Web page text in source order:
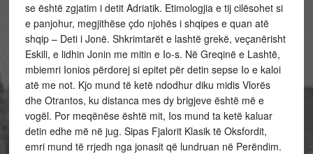
se është zgjatim i detit Adriatik. Etimologjia e tij cilësohet si
e panjohur, megjithëse çdo njohës i shqipes e quan atë
shqip – Deti i Jonë. Shkrimtarët e lashtë grekë, veçanërisht
Eskili, e lidhin Jonin me mitin e Io-s. Në Greqinë e Lashtë,
mbiemri Ionios përdorej si epitet për detin sepse Io e kaloi
atë me not. Kjo mund të ketë ndodhur diku midis Vlorës
dhe Otrantos, ku distanca mes dy brigjeve është më e
vogël. Por meqënëse është mit, Ios mund ta ketë kaluar
detin edhe më në jug. Sipas Fjalorit Klasik të Oksfordit,
emri mund të rrjedh nga jonasit që lundruan në Perëndim.